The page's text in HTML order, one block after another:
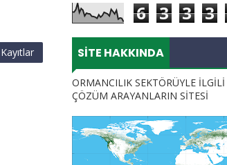
6 3 3 3
SITE HAKKINDA
ORMANCILIK SEKTÖRÜYLE
ÇÖZÜM ARAYANLARIN SİTESİ